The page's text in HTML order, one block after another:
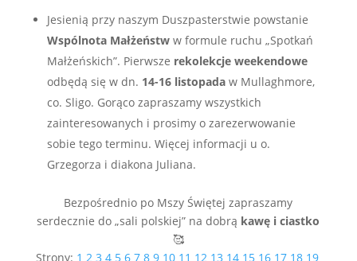
Jesienią przy naszym Duszpasterstwie powstanie
Wspólnota Małżeństww formule ruchu „Spotkań
Małżeńskich”. Pierwsze rekolekcje weekendowe
odbędą się w dn. 14-16 listopadaw Mullaghmore,
co. Sligo. Gorąco zapraszamy wszystkich
zainteresowanych i prosimy o zarezerwowanie
sobie tego terminu. Więcej informacji u o.
Grzegorza i diakona Juliana.
Bezpośrednio po Mszy Świętej zapraszamy
serdecznie do „sali polskiej” na dobrą kawę i ciastko
🥰
Strony: 1 2 3 4 5 6 7 8 9 10 11 12 13 14 15 16 17 18 19